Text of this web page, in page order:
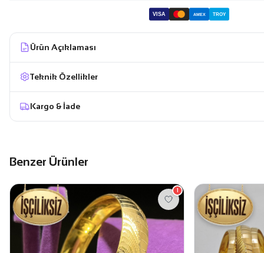
VISA AMEX TROY
Ürün Açıklaması
Teknik Özellikler
Kargo & İade
Benzer Ürünler
1